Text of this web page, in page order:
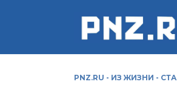
PNZ.RU - ИЗ ЖИЗНИ -